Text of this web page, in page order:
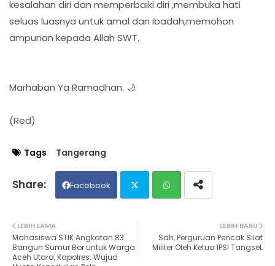
kesalahan diri dan memperbaiki diri ,membuka hati
seluas luasnya untuk amal dan ibadah,memohon
ampunan kepada Allah SWT.
Marhaban Ya Ramadhan. 🌙
(Red)
Tags Tangerang
Facebook
ats
LEBIH BARU
Sah, Perguruan Pencak Silat
Militer Oleh Ketua IPSI TangseL
LEBIH LAMA
Mahasiswa STIK Angkatan 83
Bangun Sumur Bor untuk Warga
Aceh Utara, Kapolres: Wujud